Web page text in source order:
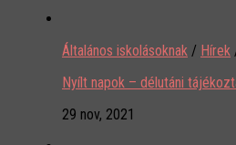
Általános iskolásoknak / Hírek
Nyílt napok – délutáni
29 nov, 2021